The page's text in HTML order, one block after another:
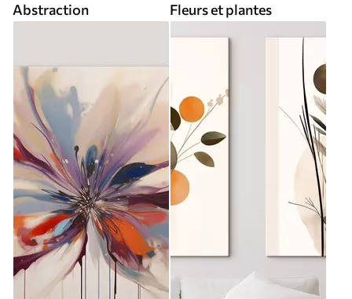
Abstraction Fleurs et plantes